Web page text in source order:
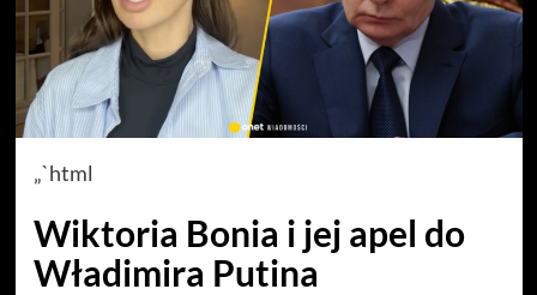
„`html
Wiktoria Bonia i jej apel do
Władimira Putina